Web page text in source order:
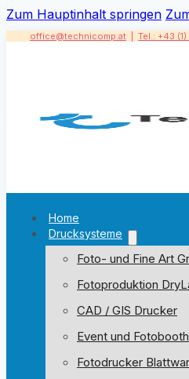
Zum Hauptinhalt springen
office@technicomp.at Tel.: +43
Home
Drucksysteme
Foto- und Fine Art
Fotoproduktion
CAD / GIS Drucker
Event und Fotobooth
Fotodrucker